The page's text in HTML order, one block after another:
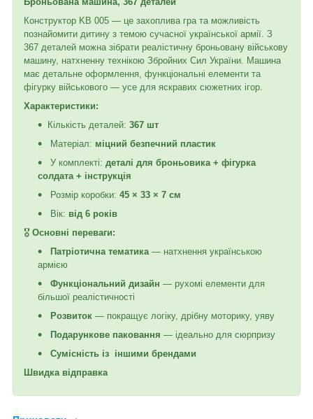
Конструктор KB 005 — це захоплива гра та можливість
познайомити дитину з темою сучасної української армії. З
367 деталей можна зібрати реалістичну броньовану військову
машину, натхненну технікою Збройних Сил України. Машина
має детальне оформлення, функціональні елементи та
фігурку військового — усе для яскравих сюжетних ігор.
Характеристики:
Кількість деталей: 367 шт
Матеріал: міцний безпечний пластик
У комплекті: деталі для броньовика + фігурка
солдата + інструкція
Розмір коробки: 45 × 33 × 7 см
Вік: від 6 років
🎖 Основні переваги:
Патріотична тематика — натхнення українською
армією
Функціональний дизайн — рухомі елементи для
більшої реалістичності
Розвиток — покращує логіку, дрібну моторику, уяву
Подарункове паковання — ідеально для сюрпризу
Сумісність із іншими брендами
Швидка відправка